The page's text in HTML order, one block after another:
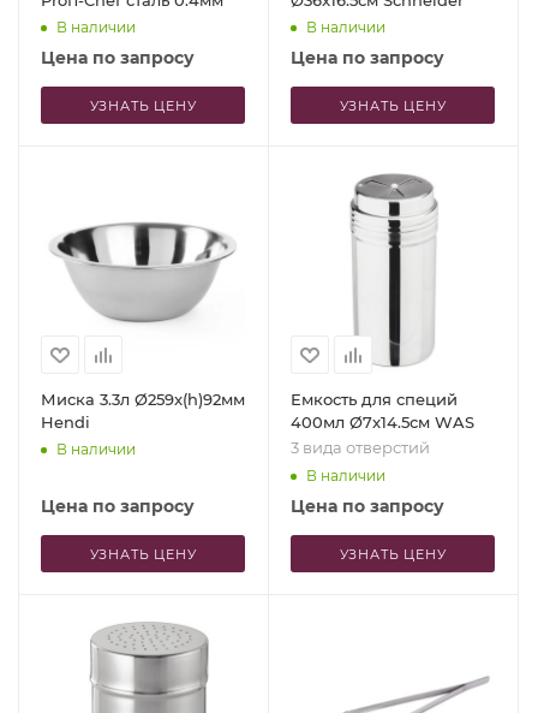
В наличии
Цена по запросу
УЗНАТЬ ЦЕНУ
В наличии
Цена по запросу
УЗНАТЬ ЦЕНУ
Миска 3.3л Ø259x(h)92мм
Hendi
В наличии
Цена по запросу
УЗНАТЬ ЦЕНУ
Емкость для специй
400мл Ø7x14.5см WAS
3 вида отверстий
В наличии
Цена по запросу
УЗНАТЬ ЦЕНУ